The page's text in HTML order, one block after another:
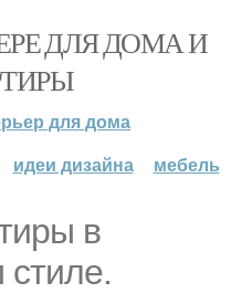
ДЛЯ ДОМА И
для дома
идеи дизайна мебель
в
стиле.